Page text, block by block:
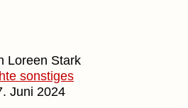
Loreen Stark
sonstiges
Juni 2024